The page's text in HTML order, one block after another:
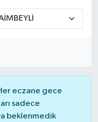
eczane gece
sadece
beklenmedik